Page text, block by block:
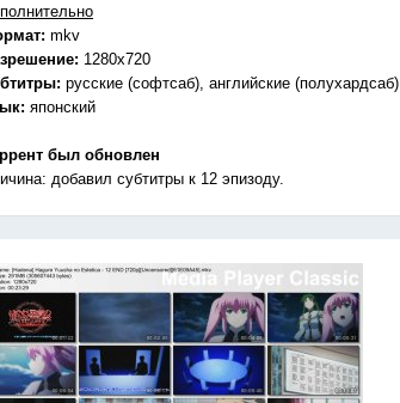
mkv
1280х720
русские (софтсаб), английские (полухардсаб)
японский
был обновлен
добавил субтитры к 12 эпизоду.